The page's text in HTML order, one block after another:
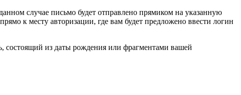
случае письмо будет отправлено прямиком на указанную
к месту авторизации, где вам будет предложено ввести логин
состоящий из даты рождения или фрагментами вашей